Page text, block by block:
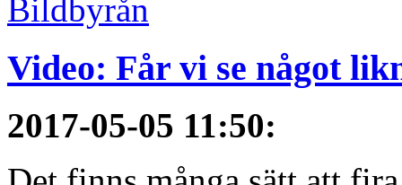
Video: Får vi se något
2017-05-05 11:50: